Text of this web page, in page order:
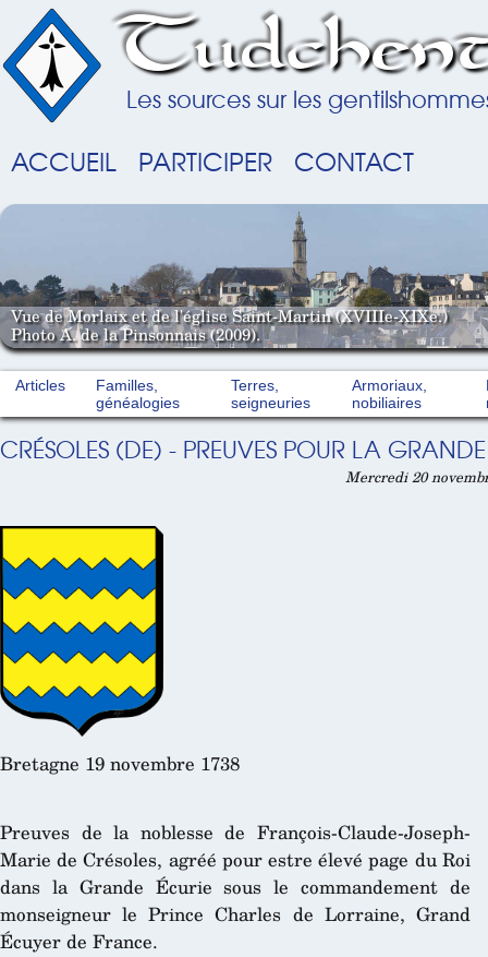
Les sources sur les
ACCUEIL PARTICIPER CONTACT
Vue de Morlaix et de l'église Saint-Martin (XVIIIe-XIXe.)
Photo A. de la Pinsonnais (2009).
Articles
Familles,
généalogies
Terres,
seigneuries
Armoriaux,
nobiliaires
CRÉSOLES (DE) - PREUVES POUR LA
Mercredi 20
Bretagne 19 novembre 1738
Preuves de la noblesse de François-Claude-Joseph-
Marie de Crésoles, agréé pour estre élevé page du Roi
dans la Grande Écurie sous le commandement de
monseigneur le Prince Charles de Lorraine, Grand
Écuyer de France.